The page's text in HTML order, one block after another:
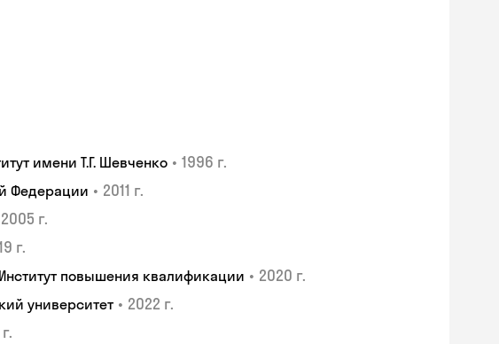
имени Т.Г. Шевченко • 1996 г.
Федерации • 2011 г.
2005 г.
г.
повышения квалификации • 2020 г.
университет • 2022 г.